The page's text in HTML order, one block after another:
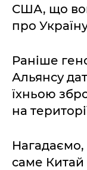
США, що
про
Раніше
Альянсу
їхньою
на
Нагадаємо,
саме Китай